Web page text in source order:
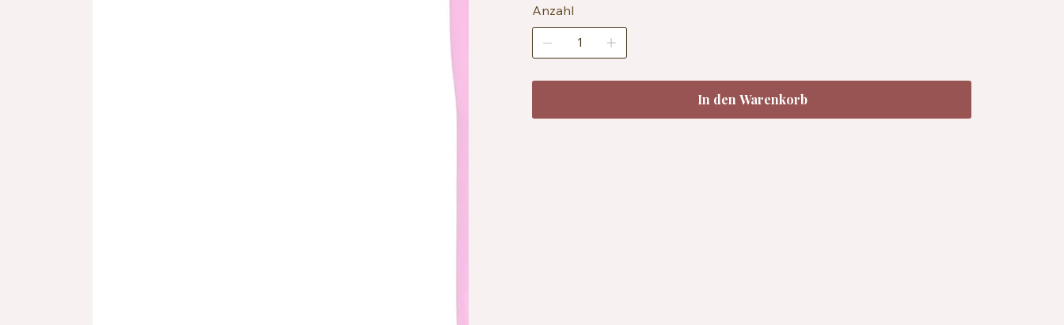
Zeiträume. Technische Daten • Polierter Aluminiumkopf • Ergonomischer, rutschfester
Soft-Grip-Griff • Erhältlich in Grössen von 1,5 mm bis 6,5 mm • Geeignet für
Baumwolle, Wolle und Acrylgarn
Anzahl
In den Warenkorb